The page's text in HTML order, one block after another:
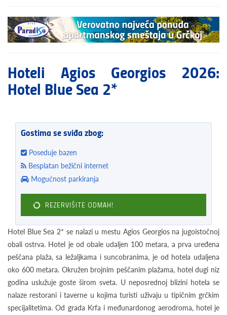
Hoteli Agios Georgios 2026:
Hotel Blue Sea 2*
Gostima se sviđa zbog:
Poseduje bazen
Besplatan bežični internet
Mogućnost parkiranja
REZERVIŠITE ODMAH!
Hotel Blue Sea 2* se nalazi u mestu Agios Georgios na jugoistočnoj
obali ostrva. Hotel je od obale udaljen 100 metara, a prva uređena
peščana plaža, sa ležaljkama i suncobranima, je od hotela udaljena
oko 600 metara. Okružen brojnim peščanim plažama, hotel dugi niz
godina uslužuje goste širom sveta. U neposrednoj blizini hotela se
nalaze restorani i taverne u kojima turisti uživaju u tipičnim grčkim
specijalitetima. Od grada Krfa i međunardonog aerodroma, hotel je